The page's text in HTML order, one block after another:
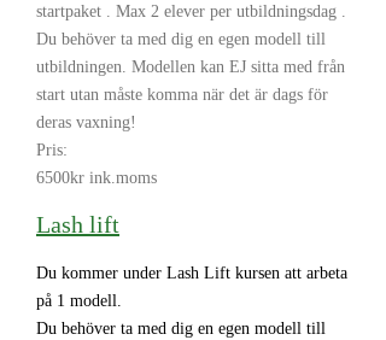
startpaket . Max 2 elever per utbildningsdag .
Du behöver ta med dig en egen modell till
utbildningen. Modellen kan EJ sitta med från
start utan måste komma när det är dags för
deras vaxning!
Pris:
6500kr ink.moms
Lash lift
Du kommer under Lash Lift kursen att arbeta
på 1 modell.
Du behöver ta med dig en egen modell till